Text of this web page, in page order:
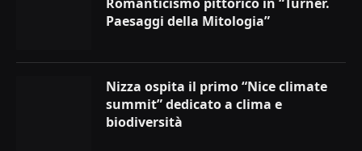
Paesaggi della Mitologia”
Nizza ospita il primo “Nice climate
summit” dedicato a clima e
biodiversità